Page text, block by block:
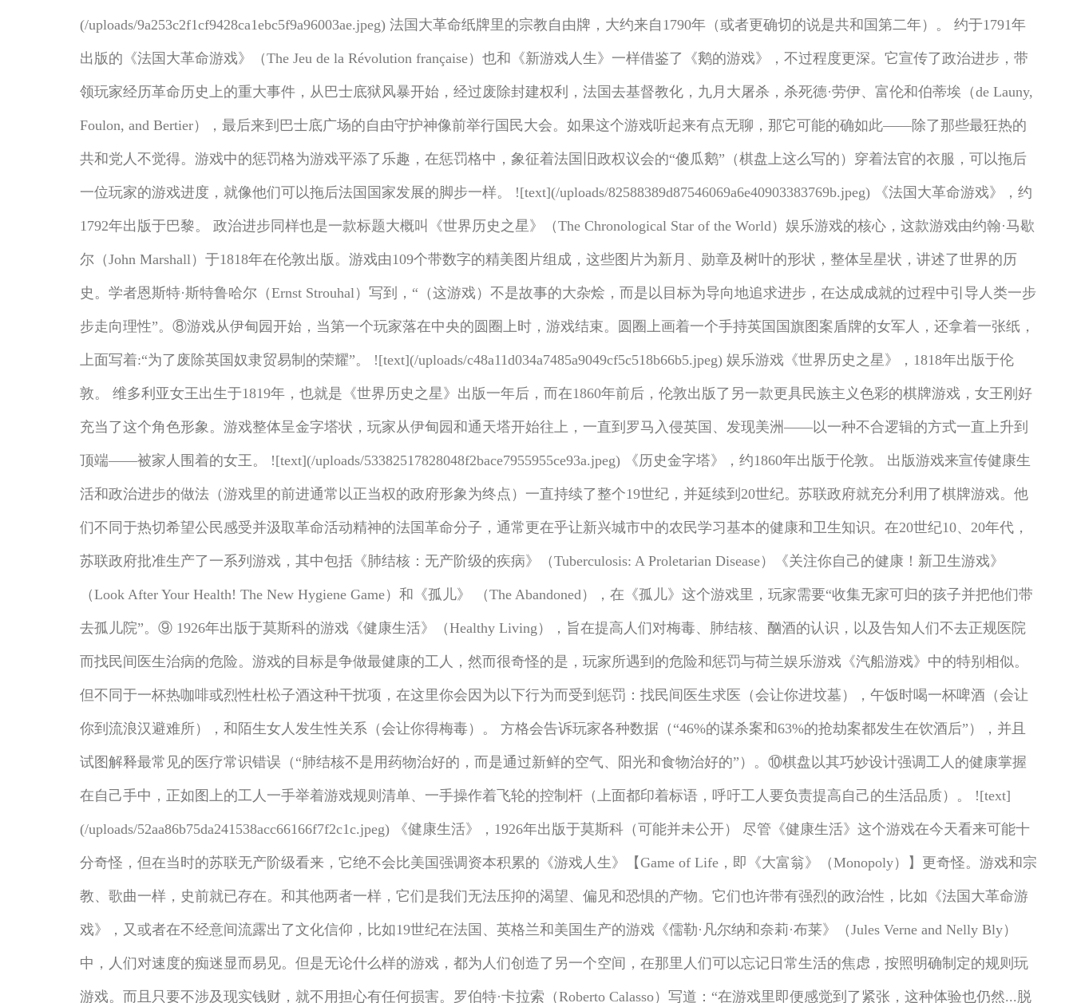
(/uploads/9a253c2f1cf9428ca1ebc5f9a96003ae.jpeg) 法国大革命纸牌里的宗教自由牌，大约来自1790年（或者更确切的说是共和国第二年）。 约于1791年
出版的《法国大革命游戏》（The Jeu de la Révolution française）也和《新游戏人生》一样借鉴了《鹅的游戏》，不过程度更深。它宣传了政治进步，带
领玩家经历革命历史上的重大事件，从巴士底狱风暴开始，经过废除封建权利，法国去基督教化，九月大屠杀，杀死德·劳伊、富伦和伯蒂埃（de Launy,
Foulon, and Bertier），最后来到巴士底广场的自由守护神像前举行国民大会。如果这个游戏听起来有点无聊，那它可能的确如此——除了那些最狂热的
共和党人不觉得。游戏中的惩罚格为游戏平添了乐趣，在惩罚格中，象征着法国旧政权议会的“傻瓜鹅”（棋盘上这么写的）穿着法官的衣服，可以拖后
一位玩家的游戏进度，就像他们可以拖后法国国家发展的脚步一样。 ![text](/uploads/82588389d87546069a6e40903383769b.jpeg) 《法国大革命游戏》，约
1792年出版于巴黎。 政治进步同样也是一款标题大概叫《世界历史之星》（The Chronological Star of the World）娱乐游戏的核心，这款游戏由约翰·马歇
尔（John Marshall）于1818年在伦敦出版。游戏由109个带数字的精美图片组成，这些图片为新月、勋章及树叶的形状，整体呈星状，讲述了世界的历
史。学者恩斯特·斯特鲁哈尔（Ernst Strouhal）写到，“（这游戏）不是故事的大杂烩，而是以目标为导向地追求进步，在达成成就的过程中引导人类一步
步走向理性”。⑧游戏从伊甸园开始，当第一个玩家落在中央的圆圈上时，游戏结束。圆圈上画着一个手持英国国旗图案盾牌的女军人，还拿着一张纸，
上面写着:“为了废除英国奴隶贸易制的荣耀”。 ![text](/uploads/c48a11d034a7485a9049cf5c518b66b5.jpeg) 娱乐游戏《世界历史之星》，1818年出版于伦
敦。 维多利亚女王出生于1819年，也就是《世界历史之星》出版一年后，而在1860年前后，伦敦出版了另一款更具民族主义色彩的棋牌游戏，女王刚好
充当了这个角色形象。游戏整体呈金字塔状，玩家从伊甸园和通天塔开始往上，一直到罗马入侵英国、发现美洲——以一种不合逻辑的方式一直上升到
顶端——被家人围着的女王。 ![text](/uploads/53382517828048f2bace7955955ce93a.jpeg) 《历史金字塔》，约1860年出版于伦敦。 出版游戏来宣传健康生
活和政治进步的做法（游戏里的前进通常以正当权的政府形象为终点）一直持续了整个19世纪，并延续到20世纪。苏联政府就充分利用了棋牌游戏。他
们不同于热切希望公民感受并汲取革命活动精神的法国革命分子，通常更在乎让新兴城市中的农民学习基本的健康和卫生知识。在20世纪10、20年代，
苏联政府批准生产了一系列游戏，其中包括《肺结核：无产阶级的疾病》（Tuberculosis: A Proletarian Disease）《关注你自己的健康！新卫生游戏》
（Look After Your Health! The New Hygiene Game）和《孤儿》 （The Abandoned），在《孤儿》这个游戏里，玩家需要“收集无家可归的孩子并把他们带
去孤儿院”。⑨ 1926年出版于莫斯科的游戏《健康生活》（Healthy Living），旨在提高人们对梅毒、肺结核、酗酒的认识，以及告知人们不去正规医院
而找民间医生治病的危险。游戏的目标是争做最健康的工人，然而很奇怪的是，玩家所遇到的危险和惩罚与荷兰娱乐游戏《汽船游戏》中的特别相似。
但不同于一杯热咖啡或烈性杜松子酒这种干扰项，在这里你会因为以下行为而受到惩罚：找民间医生求医（会让你进坟墓），午饭时喝一杯啤酒（会让
你到流浪汉避难所），和陌生女人发生性关系（会让你得梅毒）。 方格会告诉玩家各种数据（“46%的谋杀案和63%的抢劫案都发生在饮酒后”），并且
试图解释最常见的医疗常识错误（“肺结核不是用药物治好的，而是通过新鲜的空气、阳光和食物治好的”）。⑩棋盘以其巧妙设计强调工人的健康掌握
在自己手中，正如图上的工人一手举着游戏规则清单、一手操作着飞轮的控制杆（上面都印着标语，呼吁工人要负责提高自己的生活品质）。 ![text]
(/uploads/52aa86b75da241538acc66166f7f2c1c.jpeg) 《健康生活》，1926年出版于莫斯科（可能并未公开） 尽管《健康生活》这个游戏在今天看来可能十
分奇怪，但在当时的苏联无产阶级看来，它绝不会比美国强调资本积累的《游戏人生》【Game of Life，即《大富翁》（Monopoly）】更奇怪。游戏和宗
教、歌曲一样，史前就已存在。和其他两者一样，它们是我们无法压抑的渴望、偏见和恐惧的产物。它们也许带有强烈的政治性，比如《法国大革命游
戏》，又或者在不经意间流露出了文化信仰，比如19世纪在法国、英格兰和美国生产的游戏《儒勒·凡尔纳和奈莉·布莱》（Jules Verne and Nelly Bly）
中，人们对速度的痴迷显而易见。但是无论什么样的游戏，都为人们创造了另一个空间，在那里人们可以忘记日常生活的焦虑，按照明确制定的规则玩
游戏。而且只要不涉及现实钱财，就不用担心有任何损害。罗伯特·卡拉索（Roberto Calasso）写道：“在游戏里即便感觉到了紧张，这种体验也仍然...脱